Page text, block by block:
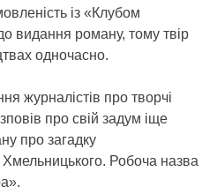
із «Клубом
видання роману, тому твір
одночасно.
журналістів про творчі
про свій задум іще
про загадку
Робоча назва